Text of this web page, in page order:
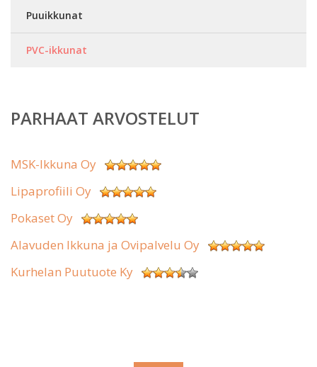
Puuikkunat
PVC-ikkunat
PARHAAT ARVOSTELUT
MSK-Ikkuna Oy
Lipaprofiili Oy
Pokaset Oy
Alavuden Ikkuna ja Ovipalvelu Oy
Kurhelan Puutuote Ky